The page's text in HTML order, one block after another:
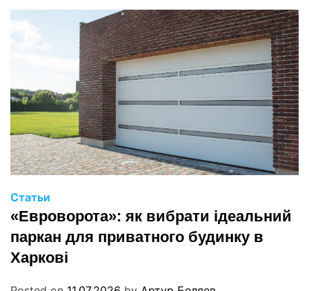
Статьи
«Евроворота»: як вибрати ідеальний
паркан для приватного будинку в
Харкові